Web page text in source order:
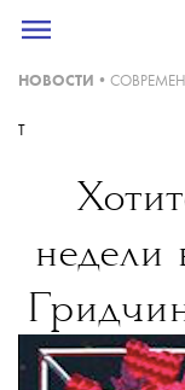
НОВОСТИ •
T
недели
в